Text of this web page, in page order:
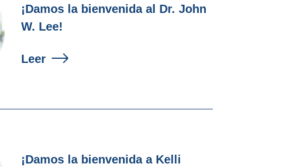
¡Damos la bienvenida al Dr. John
W. Lee!
Leer
¡Damos la bienvenida a Kelli